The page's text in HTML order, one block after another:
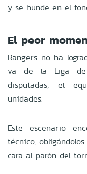
y se hunde en el
El peor
Rangers no ha
va de la Liga de
disputadas, el
unidades.
Este escenario
técnico,
cara al parón del